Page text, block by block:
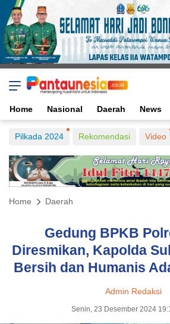
Home Nasional Daerah News
Pilkada 2024 Rekomendasi Video
Home Daerah
Gedung BPKB
Diresmikan, Kapolda
Bersih dan Humanis
Admin Redaksi
Senin, 23 Desember 2024